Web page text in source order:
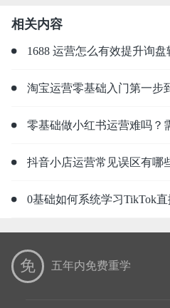
相关内容
1688 运营怎么有效提升询
淘宝运营零基础入门第一步
零基础做小红书运营难吗？
抖音小店运营常见误区有哪
0基础如何系统学习TikTok直
免 五年内免费重学